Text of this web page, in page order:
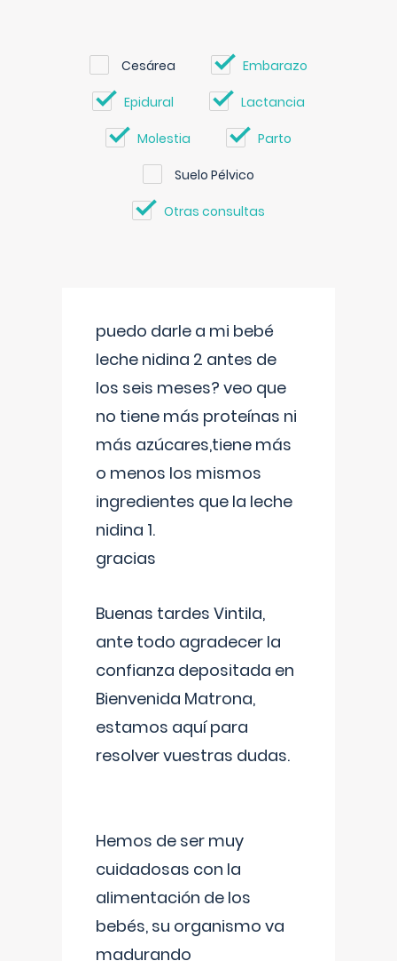
Cesárea Embarazo
Epidural Lactancia
Molestia Parto
Suelo Pélvico
Otras consultas
puedo darle a mi bebé
leche nidina 2 antes de
los seis meses? veo que
no tiene más proteínas ni
más azúcares,tiene más
o menos los mismos
ingredientes que la leche
nidina 1.
gracias
Buenas tardes Vintila,
ante todo agradecer la
confianza depositada en
Bienvenida Matrona,
estamos aquí para
resolver vuestras dudas.
Hemos de ser muy
cuidadosas con la
alimentación de los
bebés, su organismo va
madurando